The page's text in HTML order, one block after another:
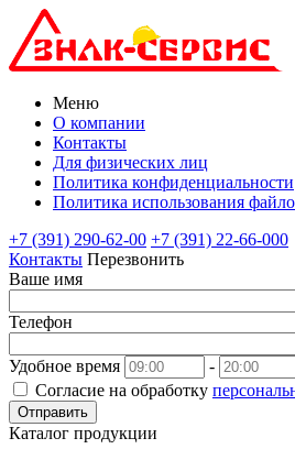
Меню
О компании
Контакты
Для физических лиц
Политика конфиденциальности
Политика использования
+7 (391) 290-62-00 +7 (391) 22-66-000
Контакты Перезвонить
Ваше имя
Телефон
Удобное время
-
Согласие на обработку
Отправить
Каталог продукции